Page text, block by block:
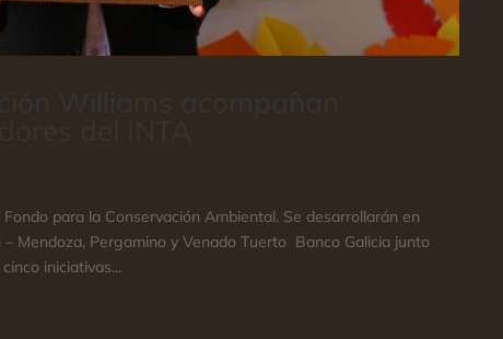
para la Conservación Ambiental. Se desarrollarán en
Mendoza, Pergamino y Venado Tuerto Banco Galicia junto
iniciativas...